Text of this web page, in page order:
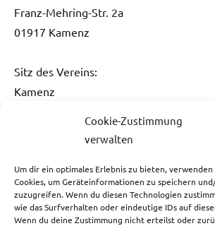
Cookie-Zustimmung
verwalten
Um dir ein optimales Erlebnis zu bieten,
Cookies, um Geräteinformationen zu speichern
zuzugreifen. Wenn du diesen Technologien
wie das Surfverhalten oder eindeutige IDs auf
Wenn du deine Zustimmung nicht erteilst oder
Franz-Mehring-Str. 2a
01917 Kamenz
Sitz des Vereins:
Kamenz
Fon: 0151 / 5061 1482
Fax: 03578 / 3736 731
E-Mail:info@sg-kamenz.de
Bankverbindung: